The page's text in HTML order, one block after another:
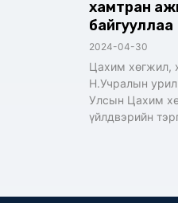
хамтран
байгууллаа
2024-04-30
Цахим хөгжил,
Н.Учралын
Улсын Цахим
үйлдвэрийн